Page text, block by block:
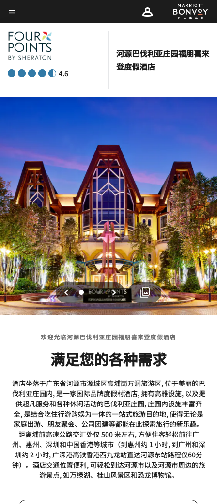
Skip
to
main
content
菜单文本
4.6
河源巴伐利亚庄园福朋喜来
登度假酒店
上一页
012 下一页
欢迎光临河源巴伐利亚庄园福朋喜来登度假酒店
满足您的各种需求
酒店坐落于广东省河源市源城区高埔岗万洞旅游区, 位于美丽的巴
伐利亚庄园内, 是一家国际品牌度假村酒店, 拥有高雅设施, 以及提
供超凡服务和各种休闲活动的巴伐利亚庄园, 庄园内设施丰富齐
全, 是结合吃住行游购娱为一体的一站式旅游目的地, 使得无论是
家庭出游、朋友聚会、公司团建等都能在此探索旅行的新乐趣。
距离埔前高速公路交汇处仅 500 米左右, 方便住客轻松前往广
州、惠州、深圳和中国香港等城市（到惠州约 1 小时, 到广州和深
圳约 2 小时, 广深港高铁香港西九龙站直达河源东站路程仅60分
钟）。酒店交通位置便利, 可轻松到达河源市以及河源市周边的旅
游景点, 如万绿湖、桂山风景区和恐龙博物馆。